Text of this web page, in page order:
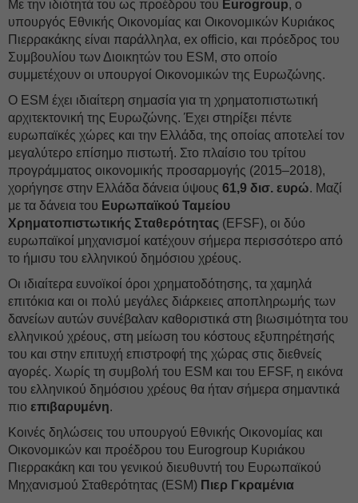
Με την ιδιότητά του ως προέδρου του Eurogroup, ο
υπουργός Εθνικής Οικονομίας και Οικονομικών Κυριάκος
Πιερρακάκης είναι παράλληλα, ex officio, και πρόεδρος του
Συμβουλίου των Διοικητών του ESM, στο οποίο
συμμετέχουν οι υπουργοί Οικονομικών της Ευρωζώνης.
Ο ESM έχει ιδιαίτερη σημασία για τη χρηματοπιστωτική
αρχιτεκτονική της Ευρωζώνης. Έχει στηρίξει πέντε
ευρωπαϊκές χώρες και την Ελλάδα, της οποίας αποτελεί τον
μεγαλύτερο επίσημο πιστωτή. Στο πλαίσιο του τρίτου
προγράμματος οικονομικής προσαρμογής (2015–2018),
χορήγησε στην Ελλάδα δάνεια ύψους 61,9 δισ. ευρώ. Μαζί
με τα δάνεια του Ευρωπαϊκού Ταμείου
Χρηματοπιστωτικής Σταθερότητας (EFSF), οι δύο
ευρωπαϊκοί μηχανισμοί κατέχουν σήμερα περισσότερο από
το ήμισυ του ελληνικού δημόσιου χρέους.
Οι ιδιαίτερα ευνοϊκοί όροι χρηματοδότησης, τα χαμηλά
επιτόκια και οι πολύ μεγάλες διάρκειες αποπληρωμής των
δανείων αυτών συνέβαλαν καθοριστικά στη βιωσιμότητα του
ελληνικού χρέους, στη μείωση του κόστους εξυπηρέτησής
του και στην επιτυχή επιστροφή της χώρας στις διεθνείς
αγορές. Χωρίς τη συμβολή του ESM και του EFSF, η εικόνα
του ελληνικού δημόσιου χρέους θα ήταν σήμερα σημαντικά
πιο επιβαρυμένη.
Κοινές δηλώσεις του υπουργού Εθνικής Οικονομίας και
Οικονομικών και προέδρου του Eurogroup Κυριάκου
Πιερρακάκη και του γενικού διευθυντή του Ευρωπαϊκού
Μηχανισμού Σταθερότητας (ESM) Πιερ Γκραμένια